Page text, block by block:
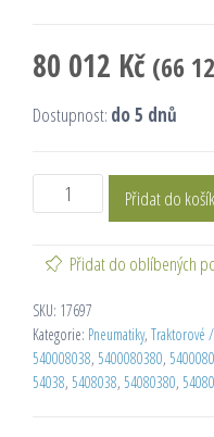
80 012 Kč (66
Dostupnost: do 5 dnů
Přidat do
Přidat do oblíbených
SKU: 17697
Kategorie: Pneumatiky, Traktorové
540008038, 5400080380,
54038, 5408038, 54080380,